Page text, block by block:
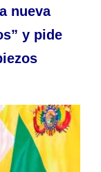
nueva
y pide